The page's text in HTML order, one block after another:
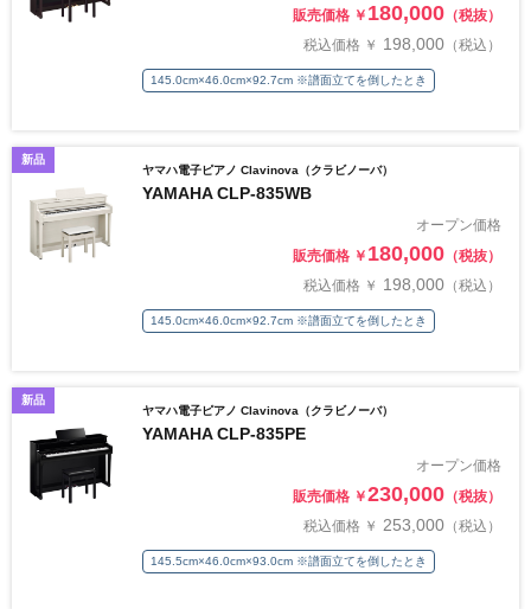
販売価格 ￥ 180,000 （税抜）
税込価格 ￥ 198,000 （税込）
145.0cm×46.0cm×92.7cm ※譜面立てを倒したとき
新品
ヤマハ電子ピアノ Clavinova（クラビノーバ）
YAMAHA CLP-835WB
オープン価格
販売価格 ￥ 180,000 （税抜）
税込価格 ￥ 198,000 （税込）
145.0cm×46.0cm×92.7cm ※譜面立てを倒したとき
新品
ヤマハ電子ピアノ Clavinova（クラビノーバ）
YAMAHA CLP-835PE
オープン価格
販売価格 ￥230,000 （税抜）
税込価格 ￥ 253,000 （税込）
145.5cm×46.0cm×93.0cm ※譜面立てを倒したとき